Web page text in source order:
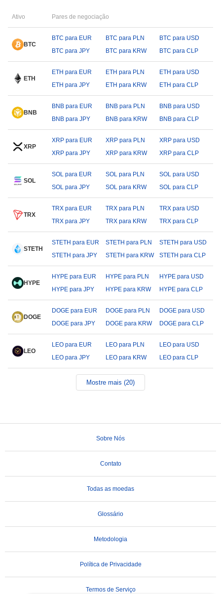
Ativo Pares de negociação
BTC
BTC para EUR BTC para PLN
BTC para USD
BTC para JPY
BTC para KRW BTC para CLP
ETH
ETH para EUR ETH para PLN
ETH para USD
ETH para JPY
ETH para KRW ETH para CLP
BNB
BNB para EUR BNB para PLN
BNB para USD
BNB para JPY
BNB para KRW BNB para CLP
XRP
XRP para EUR XRP para PLN
XRP para USD
XRP para JPY
XRP para KRW XRP para CLP
SOL
SOL para EUR SOL para PLN
SOL para USD
SOL para JPY
SOL para KRW SOL para CLP
TRX
TRX para EUR TRX para PLN
TRX para USD
TRX para JPY
TRX para KRW TRX para CLP
STETH
STETH para EUR STETH para PLN
STETH para USD
STETH para JPY
STETH para KRW STETH para CLP
HYPE
HYPE para EUR HYPE para PLN
HYPE para USD
HYPE para JPY
HYPE para KRW HYPE para CLP
DOGE
DOGE para EUR DOGE para PLN
DOGE para USD
DOGE para JPY
DOGE para KRW DOGE para CLP
LEO
LEO para EUR LEO para PLN
LEO para USD
LEO para JPY
LEO para KRW LEO para CLP
Mostre mais (20)
Sobre Nós
Contato
Todas as moedas
Glossário
Metodologia
Política de Privacidade
Termos de Serviço